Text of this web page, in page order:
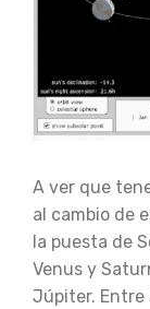
A ver que
al cambio de
la puesta de
Venus y
Júpiter. Entre